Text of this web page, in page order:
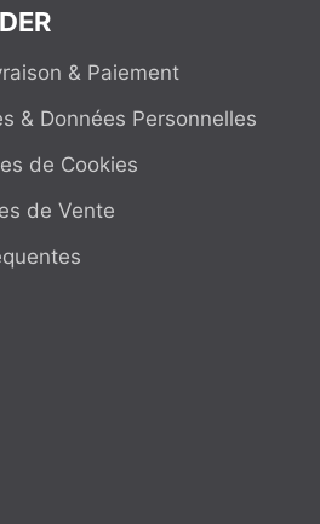
& Paiement
& Données Personnelles
de Cookies
de Vente